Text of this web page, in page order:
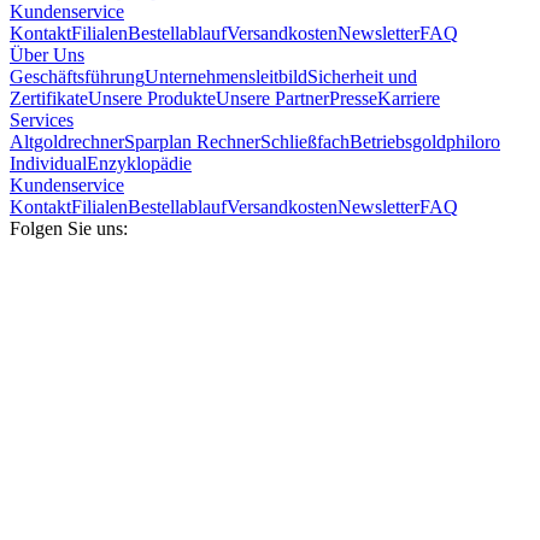
Kundenservice
KontaktFilialenBestellablaufVersandkostenNewsletterFAQ
Über Uns
GeschäftsführungUnternehmensleitbildSicherheit und
ZertifikateUnsere ProdukteUnsere PartnerPresseKarriere
Services
AltgoldrechnerSparplan RechnerSchließfachBetriebsgoldphiloro
IndividualEnzyklopädie
Kundenservice
KontaktFilialenBestellablaufVersandkostenNewsletterFAQ
Folgen Sie uns: